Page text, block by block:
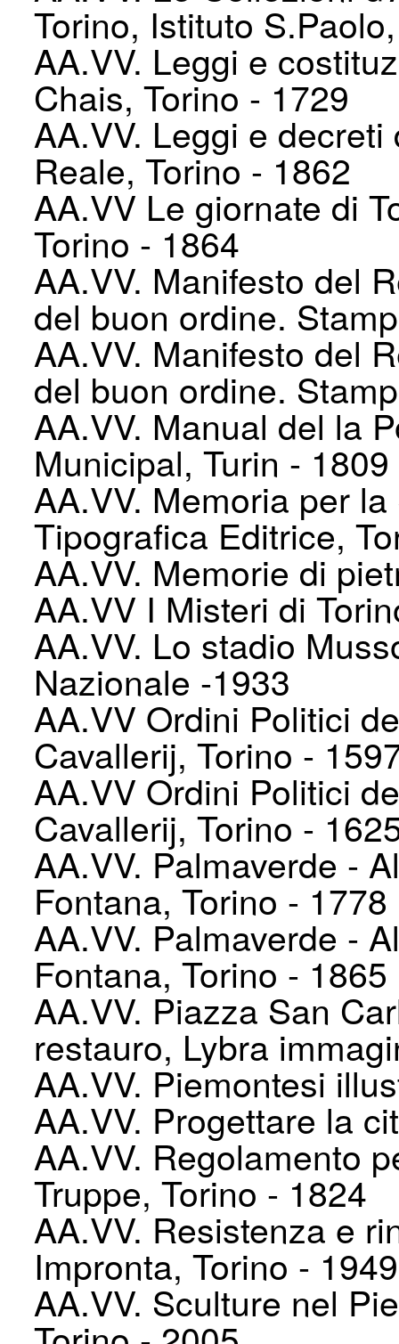
Torino, Istituto
AA.VV. Leggi e
Chais, Torino - 1729
AA.VV. Leggi e
Reale, Torino - 1862
AA.VV Le giornate di
Torino - 1864
AA.VV. Manifesto del
del buon ordine.
AA.VV. Manifesto del
del buon ordine.
AA.VV. Manual del la
Municipal, Turin - 1809
AA.VV. Memoria per
Tipografica Editrice,
AA.VV. Memorie di
AA.VV I Misteri di
AA.VV. Lo stadio
Nazionale -1933
AA.VV Ordini Politici
Cavallerij, Torino -
AA.VV Ordini Politici
Cavallerij, Torino -
AA.VV. Palmaverde -
Fontana, Torino - 1778
AA.VV. Palmaverde -
Fontana, Torino - 1865
AA.VV. Piazza San
restauro, Lybra
AA.VV. Piemontesi
AA.VV. Progettare la
AA.VV. Regolamento
Truppe, Torino - 1824
AA.VV. Resistenza e
Impronta, Torino - 1949
AA.VV. Sculture nel